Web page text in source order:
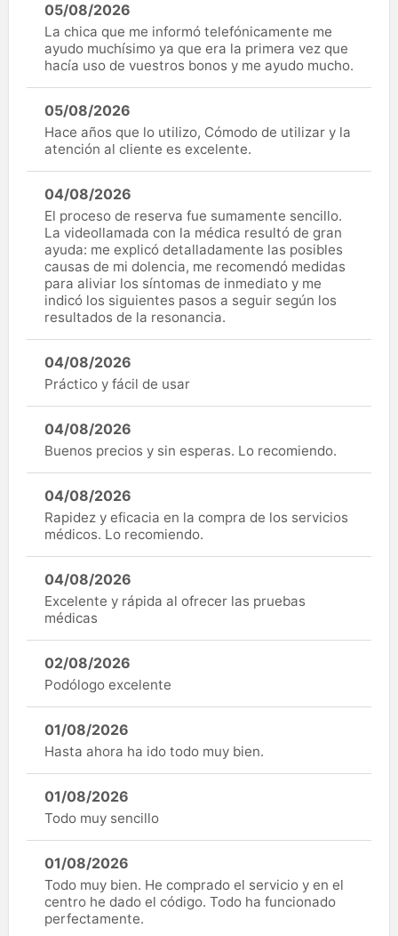
05/08/2026
La chica que me informó telefónicamente me
ayudo muchísimo ya que era la primera vez que
hacía uso de vuestros bonos y me ayudo mucho.
05/08/2026
Hace años que lo utilizo, Cómodo de utilizar y la
atención al cliente es excelente.
04/08/2026
El proceso de reserva fue sumamente sencillo.
La videollamada con la médica resultó de gran
ayuda: me explicó detalladamente las posibles
causas de mi dolencia, me recomendó medidas
para aliviar los síntomas de inmediato y me
indicó los siguientes pasos a seguir según los
resultados de la resonancia.
04/08/2026
Práctico y fácil de usar
04/08/2026
Buenos precios y sin esperas. Lo recomiendo.
04/08/2026
Rapidez y eficacia en la compra de los servicios
médicos. Lo recomiendo.
04/08/2026
Excelente y rápida al ofrecer las pruebas
médicas
02/08/2026
Podólogo excelente
01/08/2026
Hasta ahora ha ido todo muy bien.
01/08/2026
Todo muy sencillo
01/08/2026
Todo muy bien. He comprado el servicio y en el
centro he dado el código. Todo ha funcionado
perfectamente.